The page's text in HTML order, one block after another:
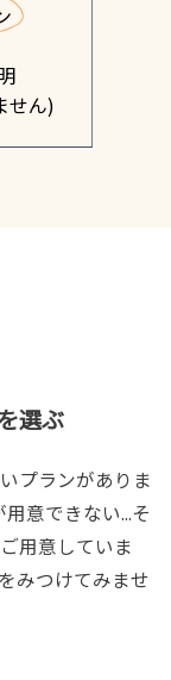
せん)
選ぶ
プランがありま
意できない...そ
用意していま
みつけてみませ